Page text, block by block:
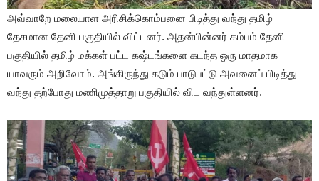
அவ்வாறே மலையாள அரிசிக்கொம்பனை பிடித்து வந்து தமிழ்
தேசமான தேனி பகுதியில் விட்டனர். அதன்பின்னர் கம்பம் தேனி
பகுதியில் தமிழ் மக்கள் பட்ட கஷ்டங்களை கடந்த ஒரு மாதமாக
யாவரும் அறிவோம். அங்கிருந்து கடும் பாடுபட்டு அவனைப் பிடித்து
வந்து தற்போது மணிமுத்தாறு பகுதியில் விட வந்துள்ளனர்.